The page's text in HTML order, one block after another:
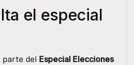
el especial
parte del Especial Elecciones